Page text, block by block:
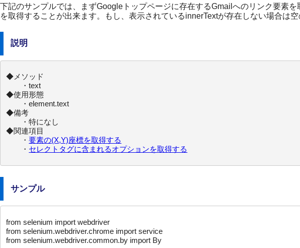
下記のサンプルでは、まずGoogleトップページに存在するGmailへのリンク要素
を取得することが出来ます。もし、表示されているinnerTextが存在しない場合は空
説明
◆メソッド
・text
◆使用形態
・element.text
◆備考
・特になし
◆関連項目
・要素の(X,Y)座標を取得する
・ セレクトタグに含まれるオプションを取得する
サンプル
from selenium import webdriver
from selenium.webdriver.chrome import service
from selenium.webdriver.common.by import By